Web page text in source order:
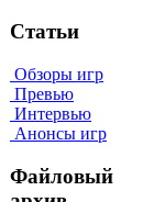
Статьи
Обзоры игр
Превью
Интервью
Анонсы игр
Файловый